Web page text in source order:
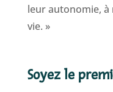
leur autonomie,
vie. »
Soyez le